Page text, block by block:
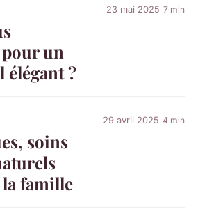
un
élégant ?
23 mai 2025 7 min
soins
famille
29 avril 2025 4 min